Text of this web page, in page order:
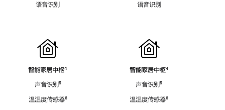
语音识别
智能家居中枢脚
⁴
声音识别脚
⁵
温湿度传感器脚
⁶
语音识别
智能家居中枢脚
⁴
声音识别脚
⁵
温湿度传感器脚
⁶